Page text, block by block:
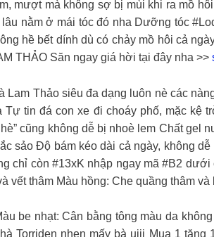
mượt mà không sợ bị mùi khi ra mồ
nằm ở mái tóc đó nha Dưỡng tóc
hề bết dính dù có chảy mồ hôi cả
THẢO Săn ngay giá hời tại đây nha >>
Thảo siêu đa dạng luôn nè các
tin đá con xe đi choáy phố, mặc kệ
cũng không dễ bị nhoè lem Chất
sảo Độ bám kéo dài cả ngày, không
chỉ còn #13xK nhập ngay mã #B2
vết thâm Màu hồng: Che quầng thâm
be nhạt: Cân bằng tông màu da
Torriden nhen mấy bà uiii Mua 1